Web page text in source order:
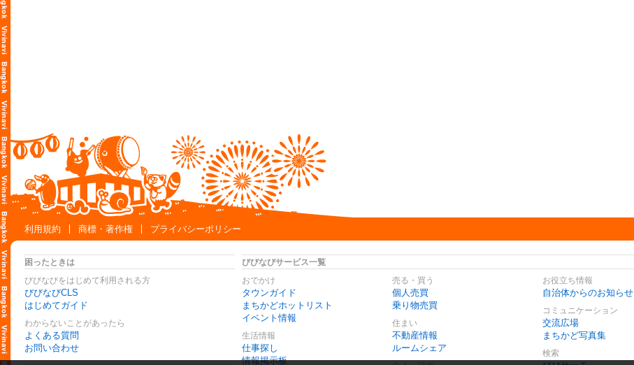
利用規約
商標・著作権 プライバシーポリシー
困ったときは
びびなびをはじめて利用される方
びびなびCLS
はじめてガイド
わからないことがあったら
よくある質問
お問い合わせ
びびなびサービス一覧
おでかけ
タウンガイド
まちかどホットリスト
イベント情報
生活情報
仕事探し
情報掲示板
売る・買う
個人売買
乗り物売買
住まい
不動産情報
ルームシェア
お役立ち情報
自治体からのお知らせ
コミュニケーション
交流広場
まちかど写真集
検索